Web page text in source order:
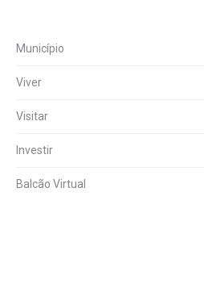
Município
Viver
Visitar
Investir
Balcão Virtual